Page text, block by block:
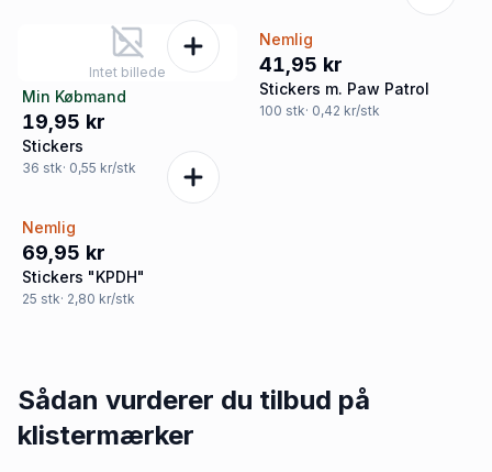
Intet billede
Min Købmand
19,95 kr
Stickers
36 stk· 0,55 kr/stk
Nemlig
41,95 kr
Stickers m. Paw Patrol
100 stk· 0,42 kr/stk
Nemlig
69,95 kr
Stickers "KPDH"
25 stk· 2,80 kr/stk
Sådan vurderer du tilbud på
klistermærker